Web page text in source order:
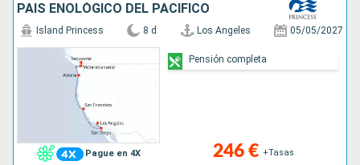
PAÍS ENOLÓGICO DEL PACÍFICO
Pague en 4X
Island Princess 8 d Los Angeles 05/05/2027
246 € +Tasas
Pensión completa